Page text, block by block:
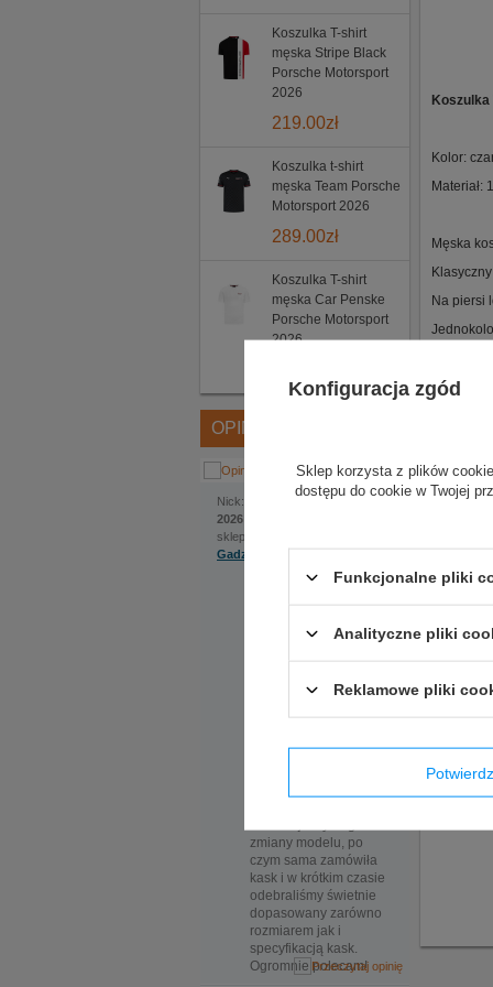
Koszulka T-shirt
męska Stripe Black
Porsche Motorsport
2026
219.00zł
Koszulka t-shirt
męska Team Porsche
Motorsport 2026
289.00zł
Koszulka T-shirt
męska Car Penske
Porsche Motorsport
2026
OPINIE
Nick: , dodano:
2026 | 22:22
sklep internetowy:
Gadzetyrajdowe.pl
Na szczególną uwagę
Ekspedientka sama
okazało się kluczowe.
zamówiliśmy kask w
zmiany modelu, po
czym sama zamówiła
kask i w krótkim czasie
odebraliśmy świetnie
dopasowany zarówno
rozmiarem jak i
specyfikacją kask.
Ogromnie polecam!
Kolor:
Materiał:
Męska
Na piersi
Opinie
Jeżeli
tak
Konfiguracja zgód
Sklep korzysta z plików
dostępu do cookie w Twojej
Funkcjonalne pliki
Analityczne pliki
Reklamowe pliki